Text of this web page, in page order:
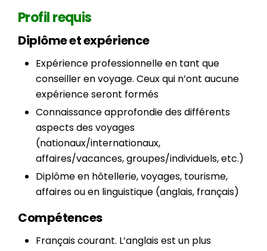
Profil requis
Diplôme et expérience
Expérience professionnelle en tant que
conseiller en voyage. Ceux qui n’ont aucune
expérience seront formés
Connaissance approfondie des différents
aspects des voyages
(nationaux/internationaux,
affaires/vacances, groupes/individuels, etc.)
Diplôme en hôtellerie, voyages, tourisme,
affaires ou en linguistique (anglais, français)
Compétences
Français courant. L’anglais est un plus